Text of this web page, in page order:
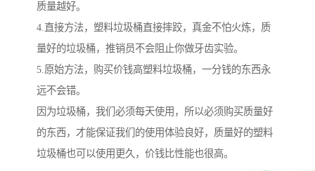
质量越好。
4.直接方法，塑料垃圾桶直接摔跤，真金不怕火炼，质
量好的垃圾桶，推销员不会阻止你做牙齿实验。
5.原始方法，购买价钱高塑料垃圾桶，一分钱的东西永
远不会错。
因为垃圾桶，我们必须每天使用，所以必须购买质量好
的东西，才能保证我们的使用体验良好，质量好的塑料
垃圾桶也可以使用更久，价钱比性能也很高。